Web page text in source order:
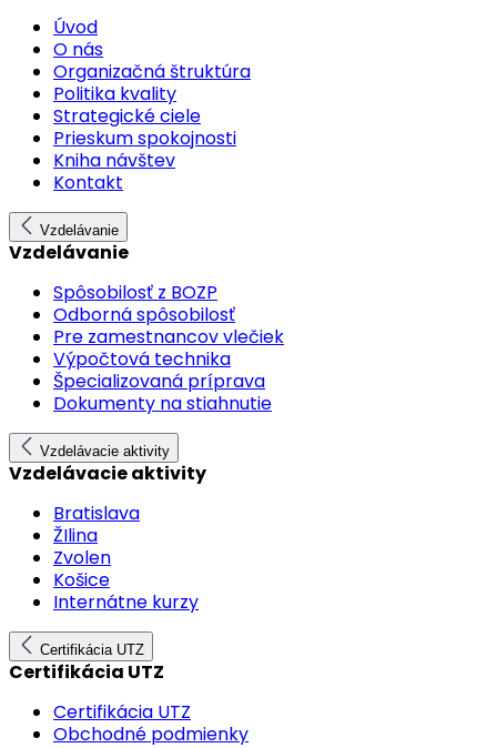
Úvod
O nás
Organizačná štruktúra
Politika kvality
Strategické ciele
Prieskum spokojnosti
Kniha návštev
Kontakt
Vzdelávanie
Vzdelávanie
Spôsobilosť z BOZP
Odborná spôsobilosť
Pre zamestnancov vlečiek
Výpočtová technika
Špecializovaná príprava
Dokumenty na stiahnutie
Vzdelávacie aktivity
Vzdelávacie aktivity
Bratislava
ŽIlina
Zvolen
Košice
Internátne kurzy
Certifikácia UTZ
Certifikácia UTZ
Certifikácia UTZ
Obchodné podmienky